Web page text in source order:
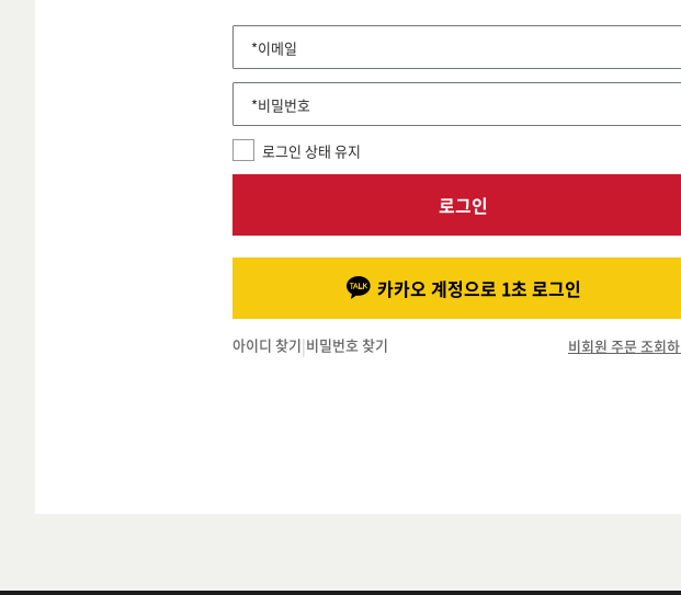
*이메일
*비밀번호
로그인 상태 유지
로그인
카카오 계정으로 1초 로그인
아이디 찾기|비밀번호 찾기 비회원 주문 조회